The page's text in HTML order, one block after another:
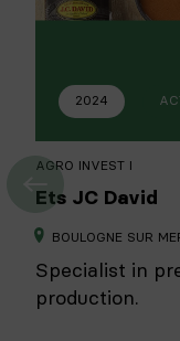
2024
AGRO INVEST I
Ets JC David
BOULOGNE SUR
Specialist in
production.